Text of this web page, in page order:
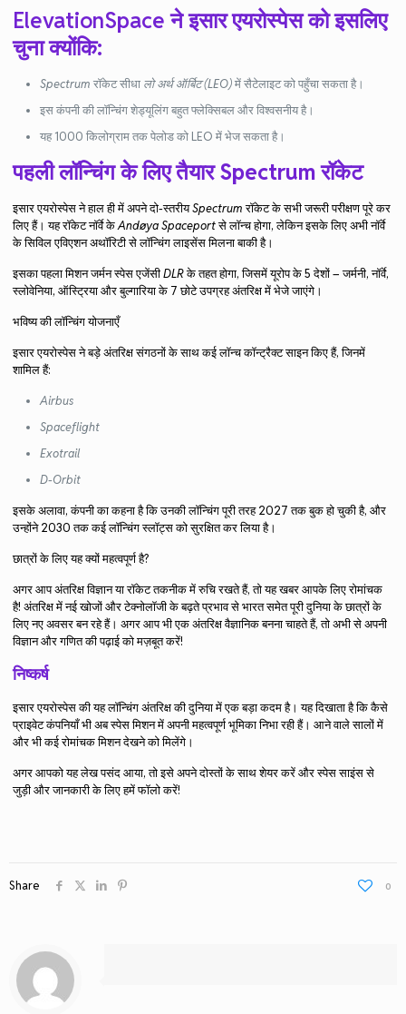
ElevationSpace ने इसार एयरोस्पेस को इसलिए
चुना क्योंकि:
Spectrum रॉकेट सीधा लो अर्थ ऑर्बिट (LEO)में सैटेलाइट को पहुँचा सकता है।
इस कंपनी की लॉन्चिंग शेड्यूलिंग बहुत फ्लेक्सिबल और विश्वसनीय है।
यह 1000 किलोग्राम तक पेलोड को LEO में भेज सकता है।
पहली लॉन्चिंग के लिए तैयार Spectrum रॉकेट
इसार एयरोस्पेस ने हाल ही में अपने दो-स्तरीयSpectrumरॉकेट के सभी जरूरी परीक्षण पूरे कर
लिए हैं। यह रॉकेट नॉर्वे केAndøya Spaceportसे लॉन्च होगा, लेकिन इसके लिए अभी नॉर्वे
के सिविल एविएशन अथॉरिटी से लॉन्चिंग लाइसेंस मिलना बाकी है।
इसका पहला मिशन जर्मन स्पेस एजेंसीDLRके तहत होगा, जिसमें यूरोप के 5 देशों – जर्मनी, नॉर्वे,
स्लोवेनिया, ऑस्ट्रिया और बुल्गारिया के 7 छोटे उपग्रह अंतरिक्ष में भेजे जाएंगे।
भविष्य की लॉन्चिंग योजनाएँ
इसार एयरोस्पेस ने बड़े अंतरिक्ष संगठनों के साथ कई लॉन्च कॉन्ट्रैक्ट साइन किए हैं, जिनमें
शामिल हैं:
Airbus
Spaceflight
Exotrail
D-Orbit
इसके अलावा, कंपनी का कहना है कि उनकी लॉन्चिंग पूरी तरह 2027 तक बुक हो चुकी है, और
उन्होंने 2030 तक कई लॉन्चिंग स्लॉट्स को सुरक्षित कर लिया है।
छात्रों के लिए यह क्यों महत्वपूर्ण है?
अगर आप अंतरिक्ष विज्ञान या रॉकेट तकनीक में रुचि रखते हैं, तो यह खबर आपके लिए रोमांचक
है! अंतरिक्ष में नई खोजों और टेक्नोलॉजी के बढ़ते प्रभाव से भारत समेत पूरी दुनिया के छात्रों के
लिए नए अवसर बन रहे हैं। अगर आप भी एक अंतरिक्ष वैज्ञानिक बनना चाहते हैं, तो अभी से अपनी
विज्ञान और गणित की पढ़ाई को मज़बूत करें!
निष्कर्ष
इसार एयरोस्पेस की यह लॉन्चिंग अंतरिक्ष की दुनिया में एक बड़ा कदम है। यह दिखाता है कि कैसे
प्राइवेट कंपनियाँ भी अब स्पेस मिशन में अपनी महत्वपूर्ण भूमिका निभा रही हैं। आने वाले सालों में
और भी कई रोमांचक मिशन देखने को मिलेंगे।
अगर आपको यह लेख पसंद आया, तो इसे अपने दोस्तों के साथ शेयर करें और स्पेस साइंस से
जुड़ी और जानकारी के लिए हमें फॉलो करें!
Share 0